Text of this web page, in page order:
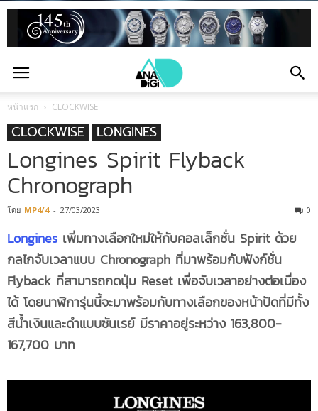
หน้าแรก CLOCKWISE
CLOCKWISE LONGINES
Longines Spirit Flyback
Chronograph
โดย MP4/4 - 27/03/2023 0
Longines เพิ่มทางเลือกใหม่ให้กับคอลเล็กชั่น Spirit ด้วย
กลไกจับเวลาแบบ Chronograph ที่มาพร้อมกับฟังก์ชั่น
Flyback ที่สามารถกดปุ่ม Reset เพื่อจับเวลาอย่างต่อเนื่อง
ได้ โดยนาฬิการุ่นนี้จะมาพร้อมกับทางเลือกของหน้าปัดที่มีทั้ง
สีน้ำเงินและดำแบบซันเรย์ มีราคาอยู่ระหว่าง 163,800-
167,700 บาท